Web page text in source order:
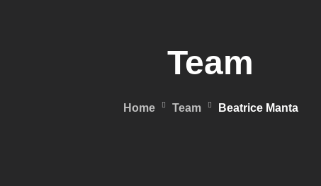
Team
Home Team Beatrice Manta